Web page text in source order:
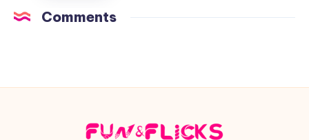
का
अब
इस
ने
Comments